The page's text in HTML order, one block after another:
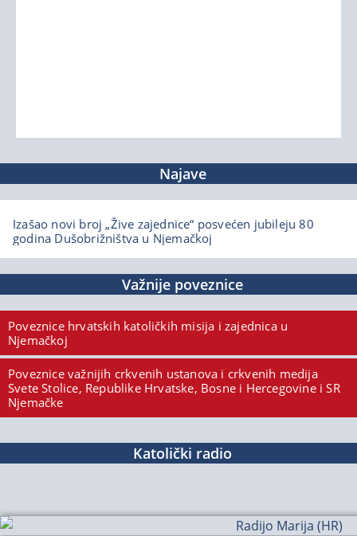
Najave
Izašao novi broj „Žive zajednice“ posvećen jubileju 80
godina Dušobrižništva u Njemačkoj
Važnije poveznice
Poveznice hrvatskih katoličkih misija i zajednica u
Njemačkoj
Poveznice važnijih crkvenih ustanova i crkvenih medija
Svete Stolice, Republike Hrvatske, Bosne i Hercegovine i SR
Njemačke
Katolički radio